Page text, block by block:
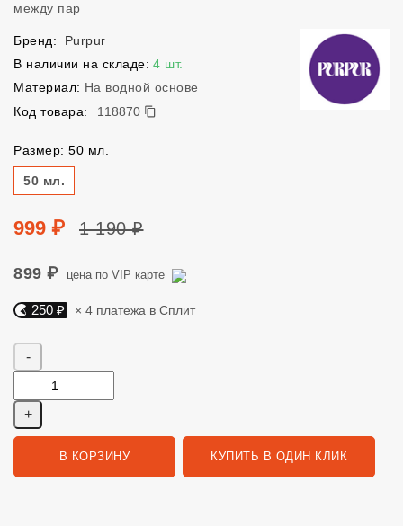
между пар
Бренд:
Purpur
В наличии на складе: 4 шт.
Материал: На водной основе
Код товара:
118870
118870
Размер: 50 мл.
Размер
50 мл.
Цена
999 ₽ Цена без скидки
1 190 ₽
899 ₽ цена по VIP карте
Яндекс Сплит. 250 руб, 4 платежа в Сплит
250 ₽ × 4 платежа в Сплит
В КОРЗИНУ КУПИТЬ В ОДИН КЛИК